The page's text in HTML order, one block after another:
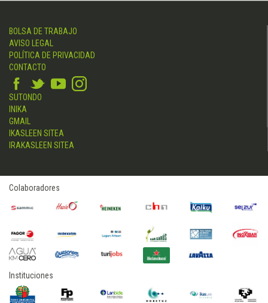
BOLSA DE TRABAJO
AVISO LEGAL
POLÍTICA DE PRIVACIDAD
CONTACTO
SUTONDO
INIKA
GMAIL
IKASLEEN SITEA
IRAKASLEEN SITEA
Colaboradores
Instituciones